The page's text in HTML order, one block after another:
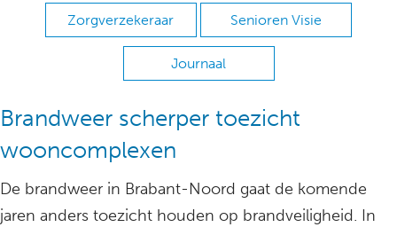
Zorgverzekeraar Senioren Visie
Journaal
Brandweer scherper toezicht
wooncomplexen
De brandweer in Brabant-Noord gaat de komende
jaren anders toezicht houden op brandveiligheid. In